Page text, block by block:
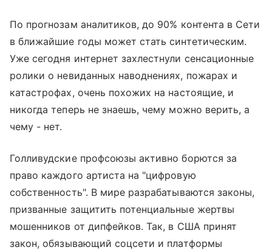
По прогнозам аналитиков, до 90% контента в Сети
в ближайшие годы может стать синтетическим.
Уже сегодня интернет захлестнули сенсационные
ролики о невиданных наводнениях, пожарах и
катастрофах, очень похожих на настоящие, и
никогда теперь не знаешь, чему можно верить, а
чему - нет.
Голливудские профсоюзы активно борются за
право каждого артиста на "цифровую
собственность". В мире разрабатываются законы,
призванные защитить потенциальные жертвы
мошенников от дипфейков. Так, в США принят
закон, обязывающий соцсети и платформы